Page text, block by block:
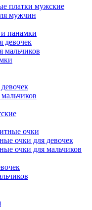
платки мужские
мужчин
и панамки
девочек
мальчиков
очки
очки для девочек
очки для мальчиков